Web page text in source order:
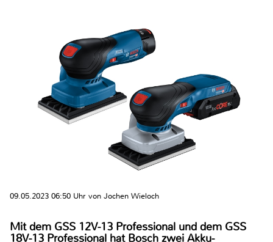
09.05.2023 06:50 Uhr von Jochen Wieloch
Mit dem GSS 12V-13 Professional und dem GSS
18V-13 Professional hat Bosch zwei Akku-